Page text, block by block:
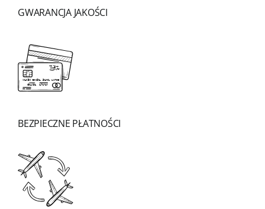
GWARANCJA JAKOŚCI
BEZPIECZNE PŁATNOŚCI